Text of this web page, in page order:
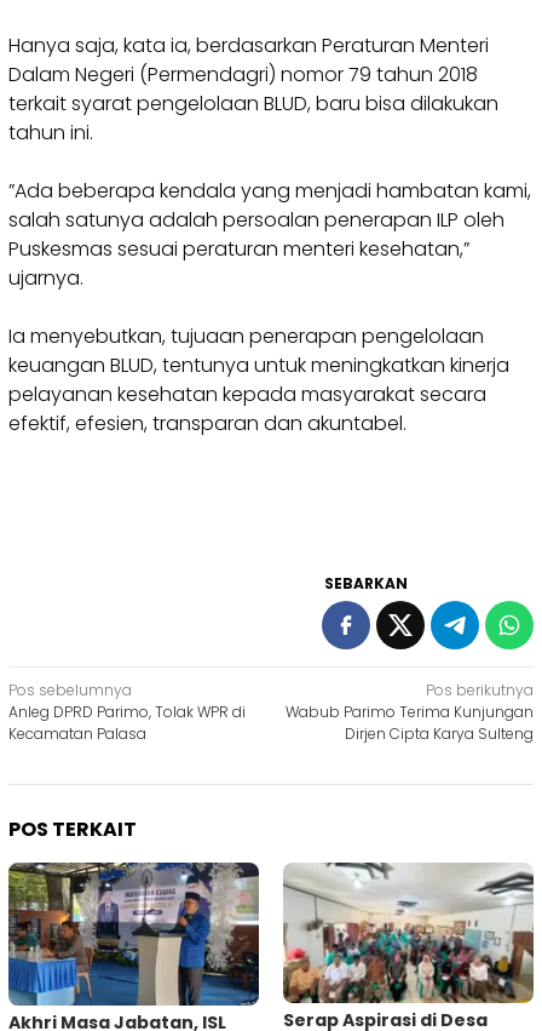
‎Hanya saja, kata ia, berdasarkan Peraturan Menteri
Dalam Negeri (Permendagri) nomor 79 tahun 2018
terkait syarat pengelolaan BLUD, baru bisa dilakukan
tahun ini.
‎”Ada beberapa kendala yang menjadi hambatan kami,
salah satunya adalah persoalan penerapan ILP oleh
Puskesmas sesuai peraturan menteri kesehatan,”
ujarnya.
‎Ia menyebutkan, tujuaan penerapan pengelolaan
keuangan BLUD, tentunya untuk meningkatkan kinerja
pelayanan kesehatan kepada masyarakat secara
efektif, efesien, transparan dan akuntabel.
SEBARKAN
Navigasi
pos
Pos sebelumnya
‎Anleg DPRD Parimo, Tolak WPR di
Kecamatan Palasa
Pos berikutnya
Wabub Parimo Terima Kunjungan
Dirjen Cipta Karya Sulteng
POS TERKAIT
Akhri Masa Jabatan, ISL
Serap Aspirasi di Desa